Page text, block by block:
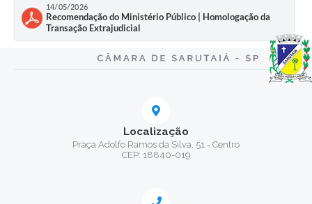
14/05/2026
Recomendação do Ministério Público | Homologação da
Transação Extrajudicial
Localização
Praça Adolfo Ramos da Silva, 51 - Centro
CEP: 18840-019